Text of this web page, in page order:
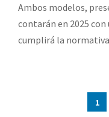
Ambos modelos,
contarán en 2025 con
cumplirá la normativa
Paginación
1